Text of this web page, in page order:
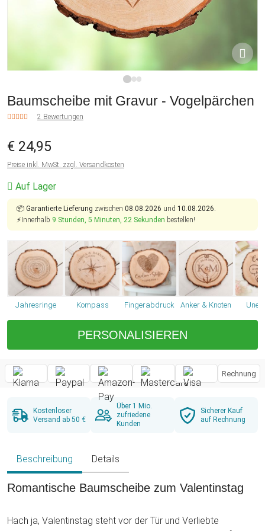
Baumscheibe mit Gravur - Vogelpärchen
2 Bewertungen
€ 24,95
Preise inkl. MwSt. zzgl. Versandkosten
Auf Lager
📦 Garantierte Lieferung zwischen 08.08.2026 und 10.08.2026.
⚡Innerhalb 9 Stunden, 5 Minuten, 22 Sekunden bestellen!
Jahresringe Kompass Fingerabdruck Anker & Knoten
PERSONALISIEREN
Rechnung
Kostenloser
Versand ab 50 €
Über 1 Mio.
zufriedene
Kunden
Sicherer Kauf
auf Rechnung
Beschreibung Details
Romantische Baumscheibe zum Valentinstag
Hach ja, Valentinstag steht vor der Tür und Verliebte